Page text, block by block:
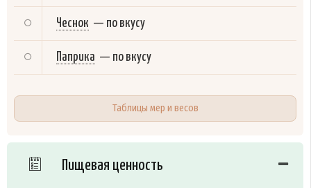
Чеснок — по вкусу
Паприка — по вкусу
Таблицы мер и весов
Пищевая ценность